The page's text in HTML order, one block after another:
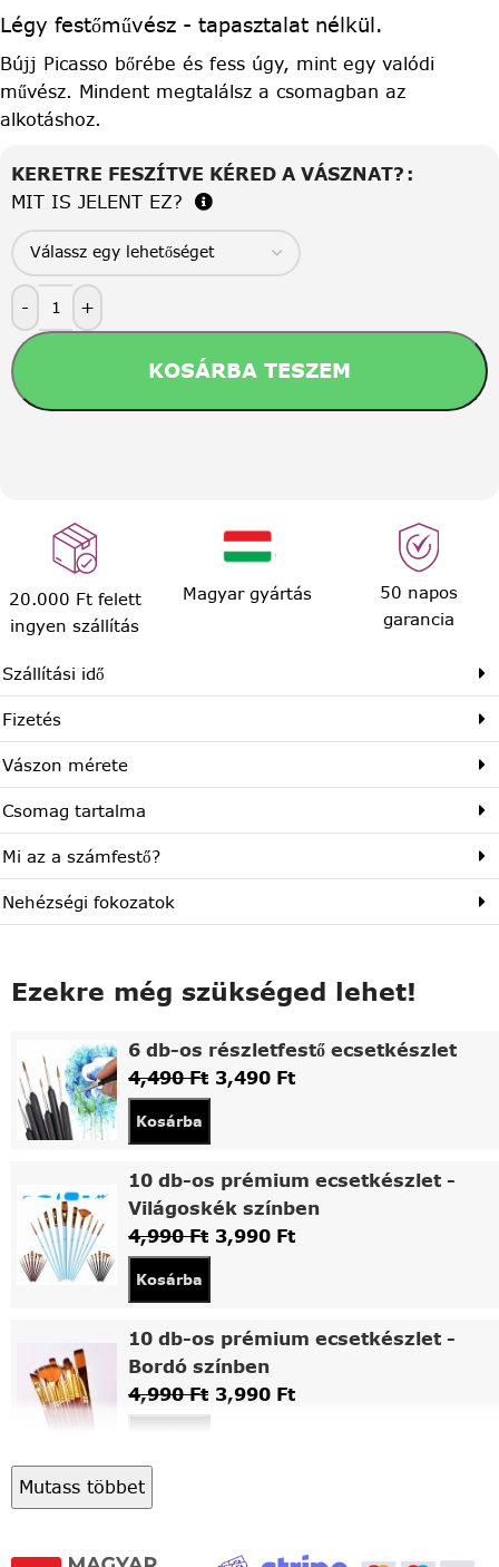
Légy festőművész - tapasztalat nélkül.
Bújj Picasso bőrébe és fess úgy, mint egy valódi
művész. Mindent megtalálsz a csomagban az
alkotáshoz.
KERETRE FESZÍTVE KÉRED A VÁSZNAT?
MIT IS JELENT EZ?
- +
KOSÁRBA TESZEM
20.000 Ft felett
ingyen szállítás
Magyar gyártás
50 napos
garancia
Szállítási idő
Fizetés
Vászon mérete
Csomag tartalma
Mi az a számfestő?
Nehézségi fokozatok
Ezekre még szükséged lehet!
6 db-os részletfestő ecsetkészlet
4,490Ft 3,490 Ft
Kosárba
10 db-os prémium ecsetkészlet -
Világoskék színben
4,990Ft 3,990 Ft
Kosárba
10 db-os prémium ecsetkészlet -
Bordó színben
4,990Ft 3,990 Ft
Asztali fa festőállvány
Mutass többet